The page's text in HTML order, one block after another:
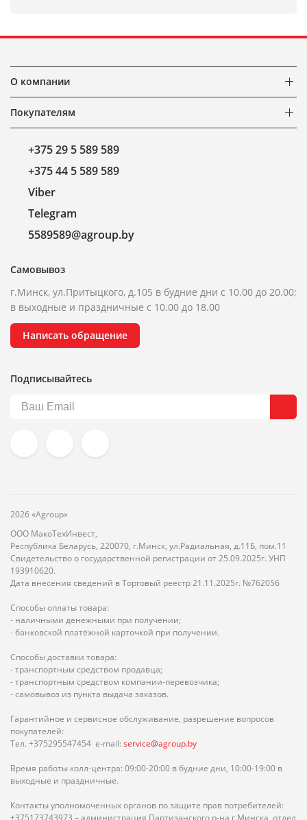
О компании
Покупателям
+375 29 5 589 589
+375 44 5 589 589
Viber
Telegram
5589589@agroup.by
Самовывоз
г.Минск, ул.Притыцкого, д.105 в будние дни с 10.00 до 20.00;
в выходные и праздничные с 10.00 до 18.00
Написать обращение
Подписывайтесь
2026 «Agroup»
ООО МакоТехИнвест,
Республика Беларусь, 220070, г.Минск, ул.Радиальная, д.11Б, пом.11
Свидетельство о государственной регистрации от 25.09.2025г. УНП
193910620.
Дата внесения сведений в Торговый реестр 21.11.2025г. №762056
Способы оплаты товара:
- наличными денежными при получении;
- банковской платёжной карточкой при получении.
Способы доставки товара:
- транспортным средством продавца;
- транспортным средством компании-перевозчика;
- самовывоз из пункта выдача заказов.
Гарантийное и сервисное обслуживание, разрешение вопросов
покупателей:
Тел. +375295547454 e-mail: service@agroup.by
Время работы колл-центра: 09:00-20:00 в будние дни, 10:00-19:00 в
выходные и праздничные.
Контакты уполномоченных органов по защите прав потребителей:
+375173743973 – администрация Партизанского р-на г.Минска, отдел